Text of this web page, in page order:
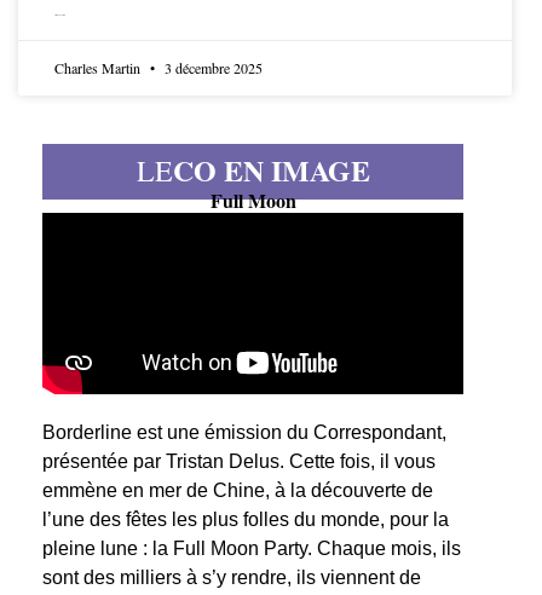
Charles Martin 3 décembre 2025
LECO EN IMAGE
Full Moon
Borderline est une émission du Correspondant,
présentée par Tristan Delus. Cette fois, il vous
emmène en mer de Chine, à la découverte de
l’une des fêtes les plus folles du monde, pour la
pleine lune : la Full Moon Party. Chaque mois, ils
sont des milliers à s’y rendre, ils viennent de